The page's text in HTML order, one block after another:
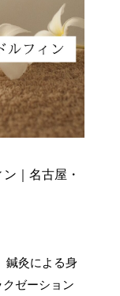
｜名古屋・
鍼灸による身
ゼーション